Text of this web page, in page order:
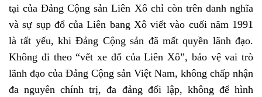
tại của Đảng Cộng sản Liên Xô chỉ còn trên danh nghĩa
và sự sụp đổ của Liên bang Xô viết vào cuối năm 1991
là tất yếu, khi Đảng Cộng sản đã mất quyền lãnh đạo.
Không đi theo “vết xe đổ của Liên Xô”, bảo vệ vai trò
lãnh đạo của Đảng Cộng sản Việt Nam, không chấp nhận
đa nguyên chính trị, đa đảng đối lập, không để hình